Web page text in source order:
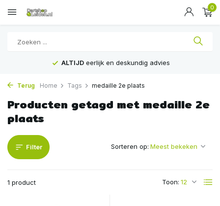
0
ALTIJD eerlijk en deskundig advies
Terug Home Tags medaille 2e plaats
Producten getagd met medaille 2e
plaats
Filter
1 product Toon:
Sorteren op: